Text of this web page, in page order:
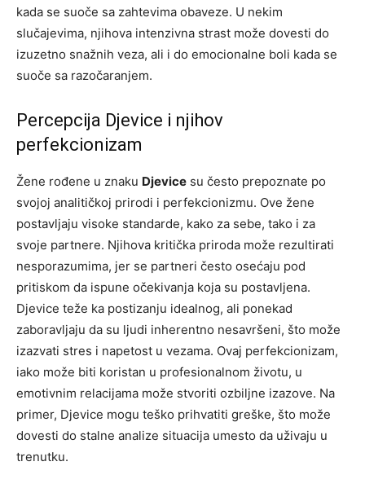
kada se suoče sa zahtevima obaveze. U nekim
slučajevima, njihova intenzivna strast može dovesti do
izuzetno snažnih veza, ali i do emocionalne boli kada se
suoče sa razočaranjem.
Percepcija Djevice i njihov
perfekcionizam
Žene rođene u znaku Djevice su često prepoznate po
svojoj analitičkoj prirodi i perfekcionizmu. Ove žene
postavljaju visoke standarde, kako za sebe, tako i za
svoje partnere. Njihova kritička priroda može rezultirati
nesporazumima, jer se partneri često osećaju pod
pritiskom da ispune očekivanja koja su postavljena.
Djevice teže ka postizanju idealnog, ali ponekad
zaboravljaju da su ljudi inherentno nesavršeni, što može
izazvati stres i napetost u vezama. Ovaj perfekcionizam,
iako može biti koristan u profesionalnom životu, u
emotivnim relacijama može stvoriti ozbiljne izazove. Na
primer, Djevice mogu teško prihvatiti greške, što može
dovesti do stalne analize situacija umesto da uživaju u
trenutku.